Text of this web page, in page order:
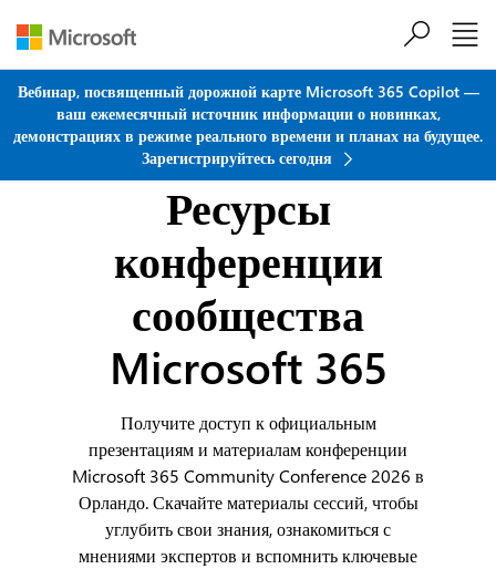
Перейти к основному содержанию
Вебинар, посвященный дорожной карте Microsoft 365 Copilot —
ваш ежемесячный источник информации о новинках,
демонстрациях в режиме реального времени и планах на будущее.
Зарегистрируйтесь сегодня
Ресурсы
конференции
сообщества
Microsoft 365
Получите доступ к официальным
презентациям и материалам конференции
Microsoft 365 Community Conference 2026 в
Орландо. Скачайте материалы сессий, чтобы
углубить свои знания, ознакомиться с
мнениями экспертов и вспомнить ключевые